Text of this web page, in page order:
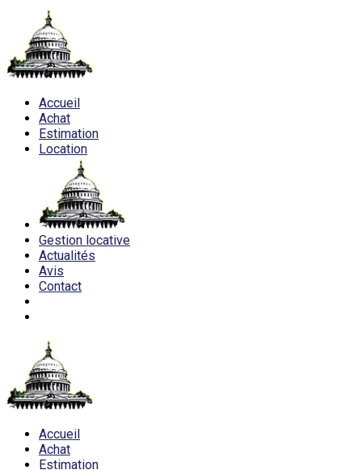
Accueil
Achat
Estimation
Location
Gestion locative
Actualités
Avis
Contact
Accueil
Achat
Estimation